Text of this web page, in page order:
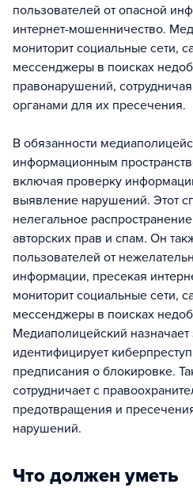
пользователей от опасной
интернет-мошенничество.
мониторит социальные сети,
мессенджеры в поисках
правонарушений,
органами для их пресечения.
В обязанности
информационным
включая проверку
выявление нарушений. Этот
нелегальное
авторских прав и спам. Он
пользователей от
информации, пресекая
мониторит социальные сети,
мессенджеры в поисках
Медиаполицейский
идентифицирует
предписания о блокировке.
сотрудничает с
предотвращения и
нарушений.
Что должен уметь